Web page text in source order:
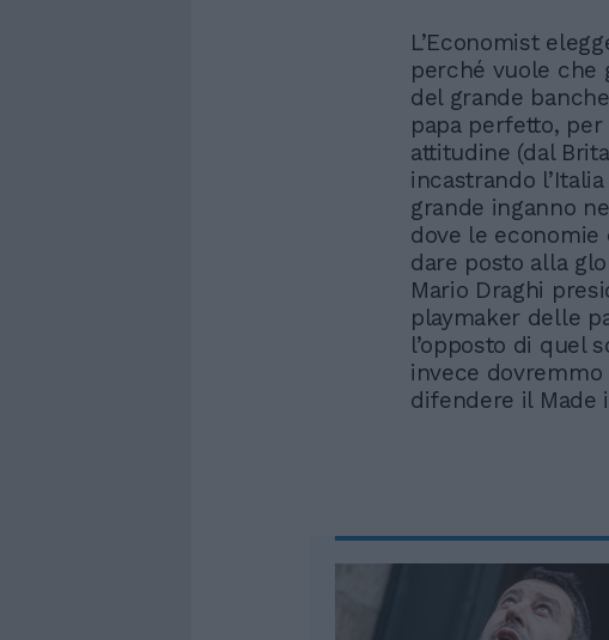
L’Economist
perché vuole che
del grande
papa perfetto,
attitudine (dal
incastrando
grande inganno
dove le
dare posto alla
Mario Draghi
playmaker delle
l’opposto di quel
invece dovremmo
difendere il Made